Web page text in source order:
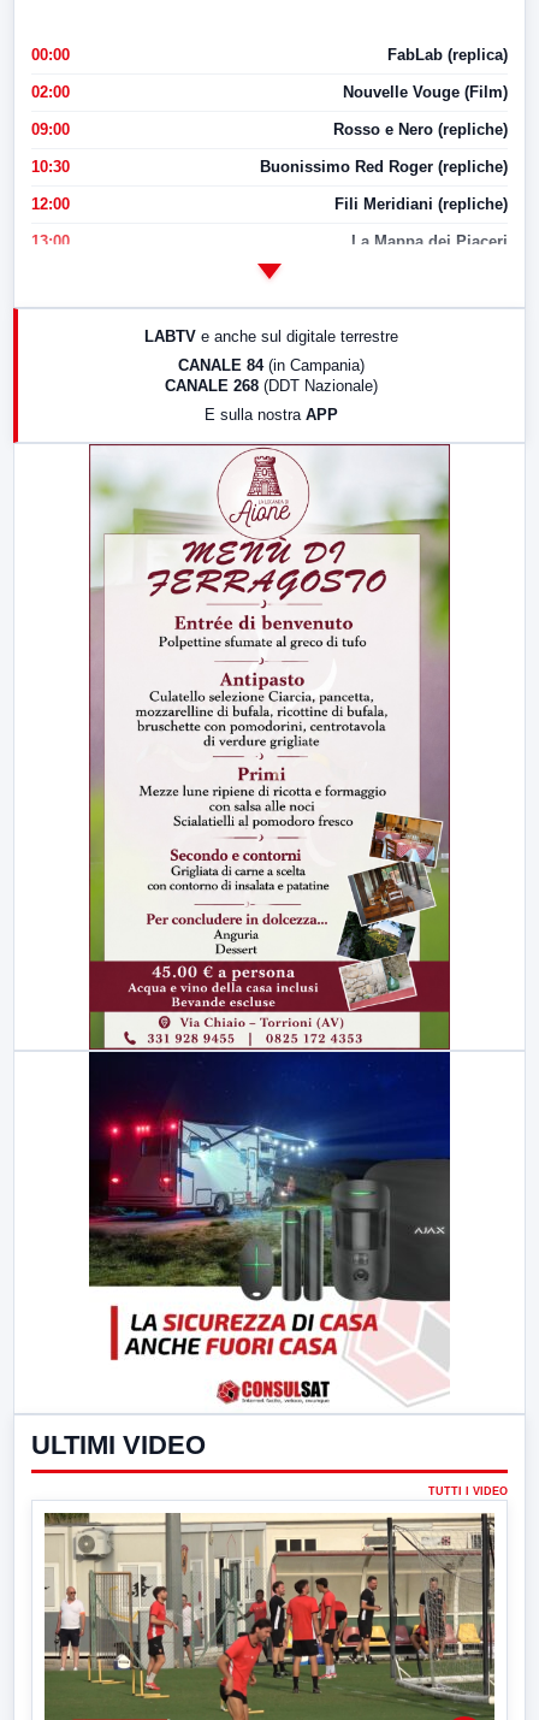
00:00 FabLab (replica)
02:00 Nouvelle Vouge (Film)
09:00 Rosso e Nero (repliche)
10:30 Buonissimo Red Roger (repliche)
12:00 Fili Meridiani (repliche)
13:00 La Mappa dei Piaceri
17:00 LabNews (replica)
LABTV e anche sul digitale terrestre
CANALE 84 (in Campania)
CANALE 268 (DDT Nazionale)
E sulla nostra APP
ULTIMI VIDEO
TUTTI I VIDEO